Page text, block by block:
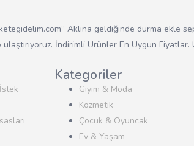
Aklına geldiğinde durma ekle
İndirimli Ürünler En Uygun
Kategoriler
Giyim & Moda
Kozmetik
Çocuk & Oyuncak
Ev & Yaşam